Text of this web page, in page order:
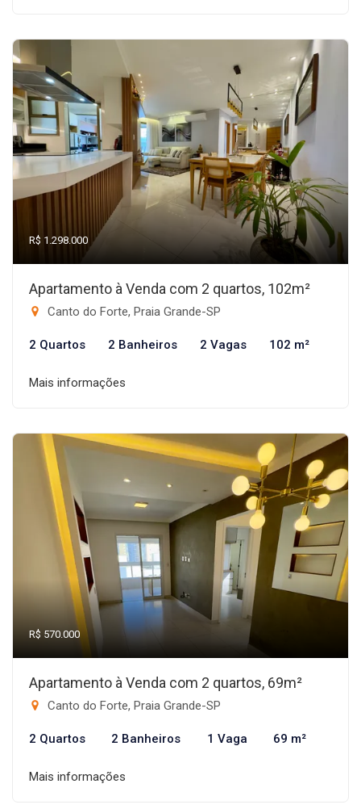
R$ 1.298.000
Apartamento à Venda com 2 quartos, 102m²
Canto do Forte, Praia Grande-SP
2 Quartos 2 Banheiros 2 Vagas 102 m²
Mais informações
R$ 570.000
Apartamento à Venda com 2 quartos, 69m²
Canto do Forte, Praia Grande-SP
2 Quartos 2 Banheiros 1 Vaga 69 m²
Mais informações